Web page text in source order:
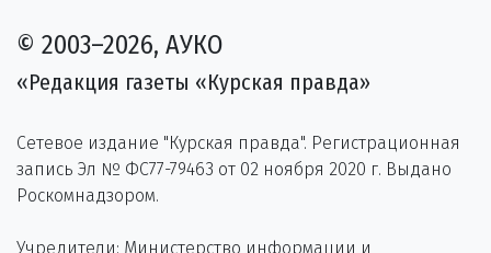
© 2003–2026, АУКО
«Редакция газеты «Курская правда»
Сетевое издание "Курская правда". Регистрационная
запись Эл № ФС77-79463 от 02 ноября 2020 г. Выдано
Роскомнадзором.
Учредители: Министерство информации и